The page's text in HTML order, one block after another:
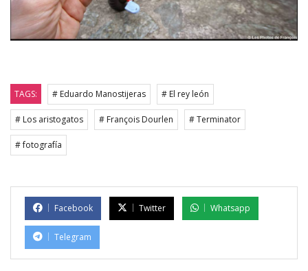
TAGS: # Eduardo Manostijeras # El rey león
# Los aristogatos # François Dourlen # Terminator
# fotografía
Facebook Twitter Whatsapp
Telegram